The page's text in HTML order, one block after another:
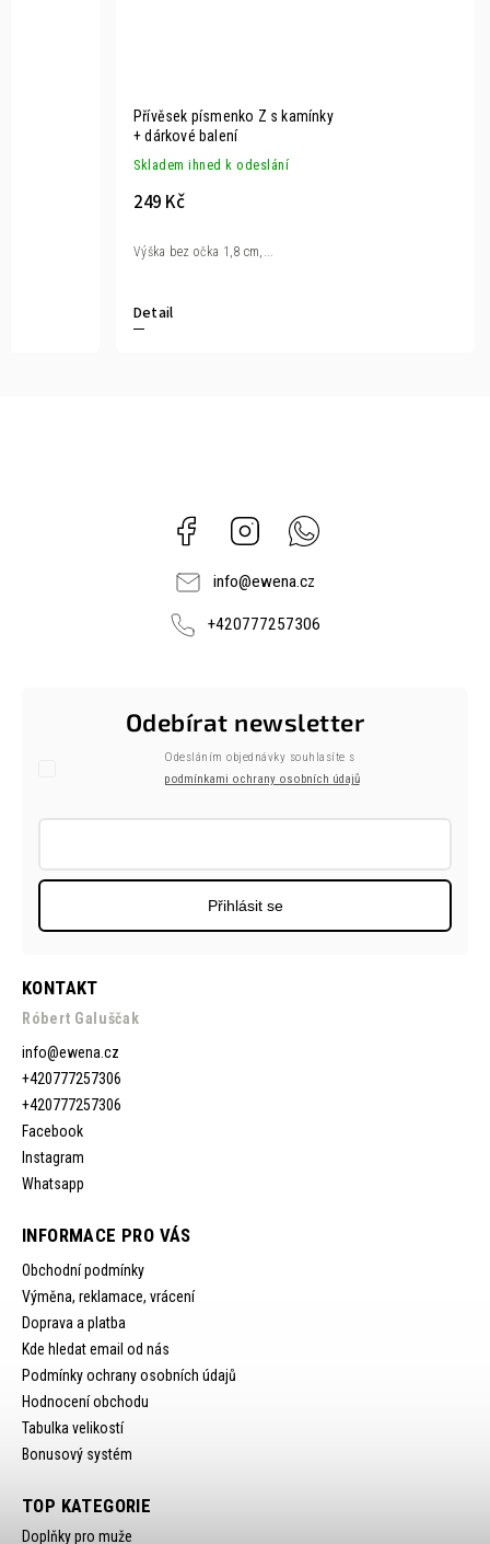
Přívěsek písmenko Z s kamínky
+ dárkové balení
Skladem ihned k odeslání
249 Kč
Detail
Výška bez očka 1,8 cm,...
Facebook Instagram
info@ewena.cz
+420777257306
KONTAKT
Róbert Galuščak
info@ewena.cz
+420777257306
+420777257306
Facebook
Instagram
Whatsapp
INFORMACE PRO VÁS
Obchodní podmínky
Výměna, reklamace, vrácení
Doprava a platba
Kde hledat email od nás
Podmínky ochrany osobních údajů
Hodnocení obchodu
Tabulka velikostí
Bonusový systém
Odebírat newsletter
Odesláním objednávky souhlasíte s
podmínkami ochrany osobních údajů
Přihlásit se
TOP KATEGORIE
Doplňky pro muže